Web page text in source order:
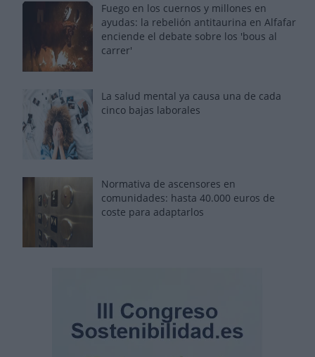
Fuego en los cuernos y millones en
ayudas: la rebelión antitaurina en Alfafar
enciende el debate sobre los 'bous al
carrer'
La salud mental ya causa una de cada
cinco bajas laborales
Normativa de ascensores en
comunidades: hasta 40.000 euros de
coste para adaptarlos